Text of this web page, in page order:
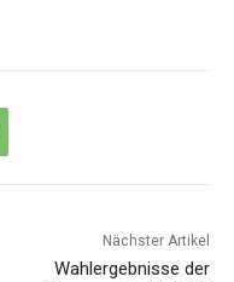
Nächster Artikel
Wahlergebnisse der